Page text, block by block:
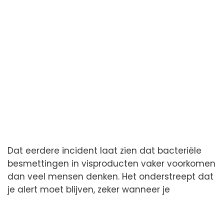
Dat eerdere incident laat zien dat bacteriële
besmettingen in visproducten vaker voorkomen
dan veel mensen denken. Het onderstreept dat
je alert moet blijven, zeker wanneer je